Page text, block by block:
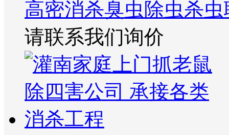
高密消杀臭虫除虫杀
请联系我们询价